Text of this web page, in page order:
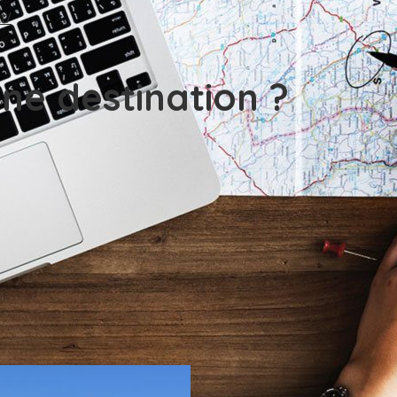
destination ?